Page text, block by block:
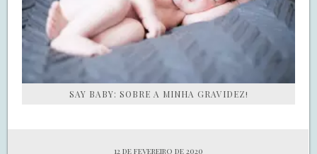
SAY BABY: SOBRE A MINHA GRAVIDEZ!
12 de fevereiro de 2020